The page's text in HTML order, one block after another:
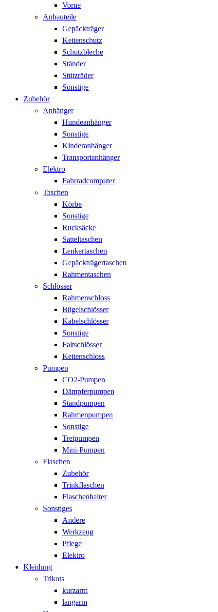
Vorne
Anbauteile
Gepäckträger
Kettenschutz
Schutzbleche
Ständer
Stützräder
Sonstige
Zubehör
Anhänger
Hundeanhänger
Sonstige
Kinderanhänger
Transportanhänger
Elektro
Fahrradcomputer
Taschen
Körbe
Sonstige
Rucksäcke
Satteltaschen
Lenkertaschen
Gepäckträgertaschen
Rahmentaschen
Schlösser
Rahmenschloss
Bügelschlösser
Kabelschlösser
Sonstige
Faltschlösser
Kettenschloss
Pumpen
CO2-Pumpen
Dämpferpumpen
Standpumpen
Rahmenpumpen
Sonstige
Tretpumpen
Mini-Pumpen
Flaschen
Zubehör
Trinkflaschen
Flaschenhalter
Sonstiges
Andere
Werkzeug
Pflege
Elektro
Kleidung
Trikots
kurzarm
langarm